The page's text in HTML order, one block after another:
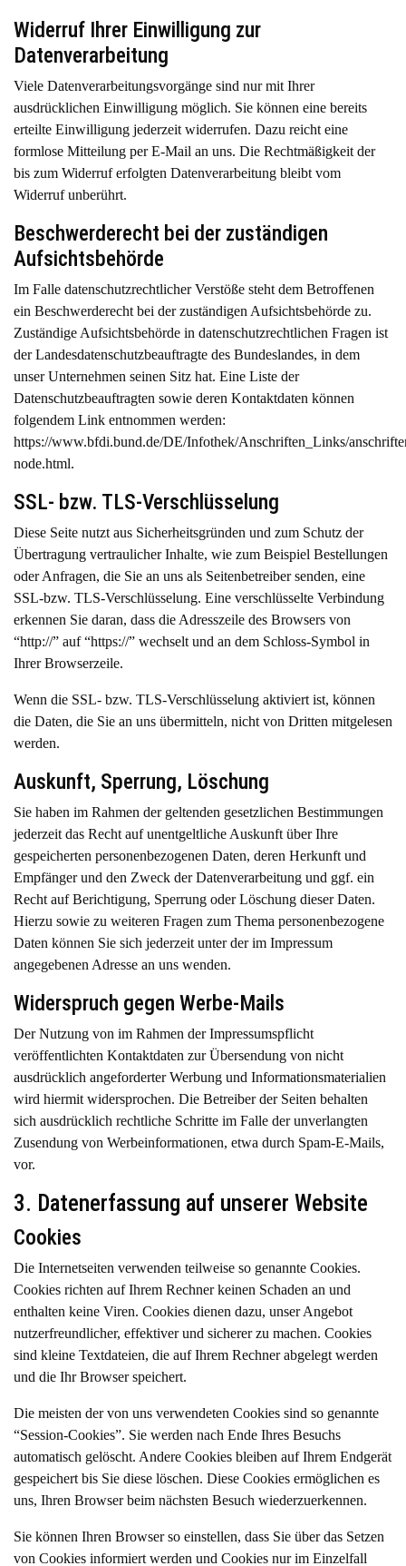
Widerruf Ihrer Einwilligung zur
Datenverarbeitung
Viele Datenverarbeitungsvorgänge sind nur mit Ihrer
ausdrücklichen Einwilligung möglich. Sie können eine bereits
erteilte Einwilligung jederzeit widerrufen. Dazu reicht eine
formlose Mitteilung per E-Mail an uns. Die Rechtmäßigkeit der
bis zum Widerruf erfolgten Datenverarbeitung bleibt vom
Widerruf unberührt.
Beschwerderecht bei der zuständigen
Aufsichtsbehörde
Im Falle datenschutzrechtlicher Verstöße steht dem Betroffenen
ein Beschwerderecht bei der zuständigen Aufsichtsbehörde zu.
Zuständige Aufsichtsbehörde in datenschutzrechtlichen Fragen ist
der Landesdatenschutzbeauftragte des Bundeslandes, in dem
unser Unternehmen seinen Sitz hat. Eine Liste der
Datenschutzbeauftragten sowie deren Kontaktdaten können
folgendem Link entnommen werden:
https://www.bfdi.bund.de/DE/Infothek/Anschriften_Links/
node.html.
SSL- bzw. TLS-Verschlüsselung
Diese Seite nutzt aus Sicherheitsgründen und zum Schutz der
Übertragung vertraulicher Inhalte, wie zum Beispiel Bestellungen
oder Anfragen, die Sie an uns als Seitenbetreiber senden, eine
SSL-bzw. TLS-Verschlüsselung. Eine verschlüsselte Verbindung
erkennen Sie daran, dass die Adresszeile des Browsers von
“http://” auf “https://” wechselt und an dem Schloss-Symbol in
Ihrer Browserzeile.
Wenn die SSL- bzw. TLS-Verschlüsselung aktiviert ist, können
die Daten, die Sie an uns übermitteln, nicht von Dritten mitgelesen
werden.
Auskunft, Sperrung, Löschung
Sie haben im Rahmen der geltenden gesetzlichen Bestimmungen
jederzeit das Recht auf unentgeltliche Auskunft über Ihre
gespeicherten personenbezogenen Daten, deren Herkunft und
Empfänger und den Zweck der Datenverarbeitung und ggf. ein
Recht auf Berichtigung, Sperrung oder Löschung dieser Daten.
Hierzu sowie zu weiteren Fragen zum Thema personenbezogene
Daten können Sie sich jederzeit unter der im Impressum
angegebenen Adresse an uns wenden.
Widerspruch gegen Werbe-Mails
Der Nutzung von im Rahmen der Impressumspflicht
veröffentlichten Kontaktdaten zur Übersendung von nicht
ausdrücklich angeforderter Werbung und Informationsmaterialien
wird hiermit widersprochen. Die Betreiber der Seiten behalten
sich ausdrücklich rechtliche Schritte im Falle der unverlangten
Zusendung von Werbeinformationen, etwa durch Spam-E-Mails,
vor.
3. Datenerfassung auf unserer Website
Cookies
Die Internetseiten verwenden teilweise so genannte Cookies.
Cookies richten auf Ihrem Rechner keinen Schaden an und
enthalten keine Viren. Cookies dienen dazu, unser Angebot
nutzerfreundlicher, effektiver und sicherer zu machen. Cookies
sind kleine Textdateien, die auf Ihrem Rechner abgelegt werden
und die Ihr Browser speichert.
Die meisten der von uns verwendeten Cookies sind so genannte
“Session-Cookies”. Sie werden nach Ende Ihres Besuchs
automatisch gelöscht. Andere Cookies bleiben auf Ihrem Endgerät
gespeichert bis Sie diese löschen. Diese Cookies ermöglichen es
uns, Ihren Browser beim nächsten Besuch wiederzuerkennen.
Sie können Ihren Browser so einstellen, dass Sie über das Setzen
von Cookies informiert werden und Cookies nur im Einzelfall